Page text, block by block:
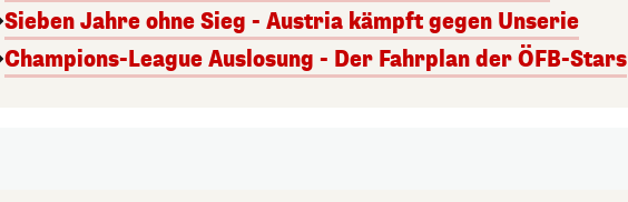
Sieben Jahre ohne Sieg - Austria kämpft gegen Unserie
Champions-League Auslosung - Der Fahrplan der ÖFB-Stars